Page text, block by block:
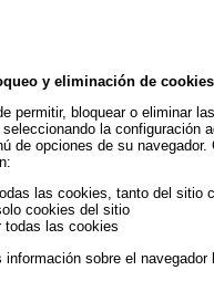
y eliminación de cookies
permitir, bloquear o eliminar
la configuración
de opciones de su navegador.
las cookies, tanto del sitio
cookies del sitio
todas las cookies
información sobre el navegador